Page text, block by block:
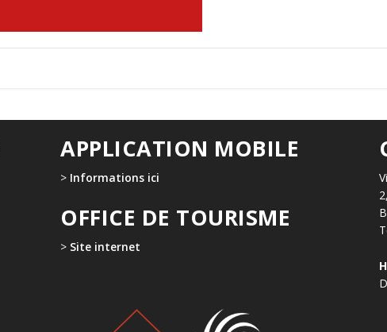
APPLICATION MOBILE
> Informations ici
OFFICE DE TOURISME
> Site internet